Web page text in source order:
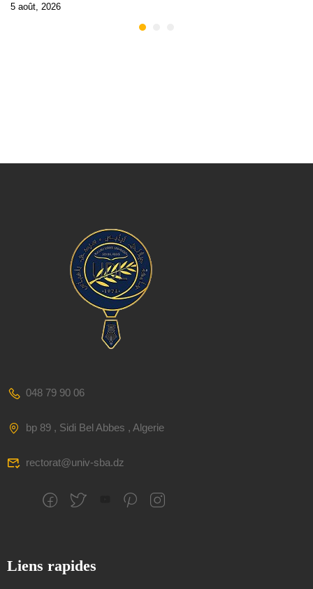
5 août, 2026
048 79 90 06
bp 89 , Sidi Bel Abbes , Algerie
rectorat@univ-sba.dz
Liens rapides